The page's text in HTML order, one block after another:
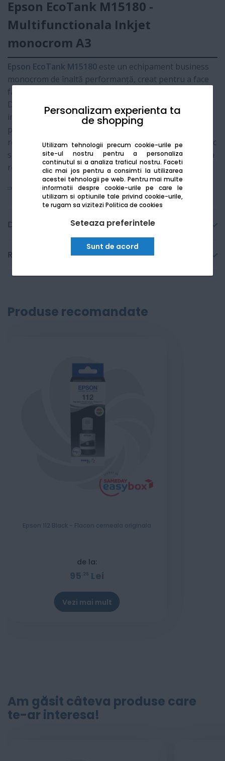
Personalizam experienta ta
de shopping
Utilizam tehnologii precum cookie-urile pe
site-ul nostru pentru a personaliza
continutul si a analiza traficul nostru. Faceti
clic mai jos pentru a consimti la utilizarea
acestei tehnologii pe web. Pentru mai multe
informatii despre cookie-urile pe care le
utilizam si optiunile tale privind cookie-urile,
te rugam sa viziteziPolitica de cookies
Seteaza preferintele
Sunt de acord
Epson EcoTank M15180 -
Multifunctionala Inkjet
monocrom A3
Epson EcoTank M15180 este un echipament business
monocrom de înaltă performanță, creat pentru a face
față celor mai exigente sarcini de birou în format
Datorită tehnologieiHeat-Free PrecisionCore
imprimanta oferă o viteză de reacție incredibilă (prima
pagină în doar 5,5 secunde) și un consum de energie
redus. Este soluția ideală pentru companiile care doresc
să combine versatilitatea formatului mare cu economia
revoluționară a sistemului EcoTank.
Vezi mai mult
Detalii tehnice
Recenzii
Produse recomandate
Epson 112 Black - Flacon cerneala originala
de la:
95 25 Lei
Vezi mai mult
Am găsit câteva produse care
te-ar interesa!